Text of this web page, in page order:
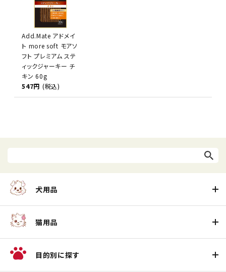
Add.Mate アドメイ
ト more soft モアソ
フト プレミアム ステ
ィックジャーキー チ
キン 60g
547円 (税込)
犬用品
猫用品
目的別に探す